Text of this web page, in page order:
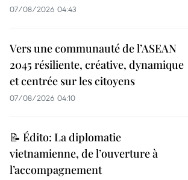
07/08/2026 04:43
Vers une communauté de l’ASEAN
2045 résiliente, créative, dynamique
et centrée sur les citoyens
07/08/2026 04:10
📝 Édito: La diplomatie
vietnamienne, de l’ouverture à
l’accompagnement